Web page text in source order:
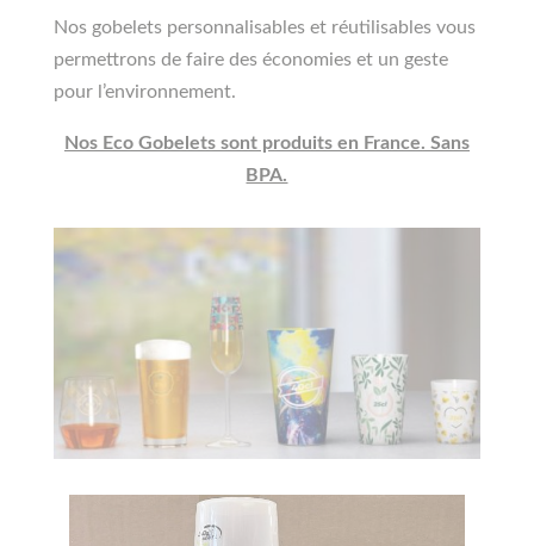
Nos gobelets personnalisables et réutilisables vous
permettrons de faire des économies et un geste
pour l’environnement.
Nos Eco Gobelets sont produits en France. Sans
BPA.